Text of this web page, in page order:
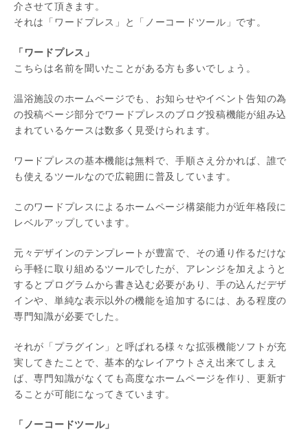
介させて頂きます。
それは「ワードプレス」と「ノーコードツール」です。
「ワードプレス」
こちらは名前を聞いたことがある方も多いでしょう。
温浴施設のホームページでも、お知らせやイベント告知の為
の投稿ページ部分でワードプレスのブログ投稿機能が組み込
まれているケースは数多く見受けられます。
ワードプレスの基本機能は無料で、手順さえ分かれば、誰で
も使えるツールなので広範囲に普及しています。
このワードプレスによるホームページ構築能力が近年格段に
レベルアップしています。
元々デザインのテンプレートが豊富で、その通り作るだけな
ら手軽に取り組めるツールでしたが、アレンジを加えようと
するとプログラムから書き込む必要があり、手の込んだデザ
インや、単純な表示以外の機能を追加するには、ある程度の
専門知識が必要でした。
それが「プラグイン」と呼ばれる様々な拡張機能ソフトが充
実してきたことで、基本的なレイアウトさえ出来てしまえ
ば、専門知識がなくても高度なホームページを作り、更新す
ることが可能になってきています。
「ノーコードツール」